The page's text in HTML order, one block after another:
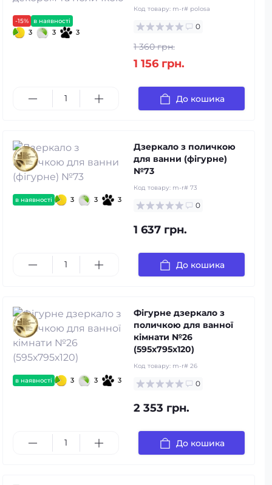
-15% в наявності
3 3 3
Код товару: m-r# polosa
0
1 360 грн.
1 156 грн.
До кошика
в наявності 3 3 3
Дзеркало з поличкою
для ванни (фігурне)
№73
Код товару: m-r# 73
0
1 637 грн.
До кошика
в наявності 3 3 3
Фігурне дзеркало з
поличкою для ванної
кімнати №26
(595х795х120)
Код товару: m-r# 26
0
2 353 грн.
До кошика